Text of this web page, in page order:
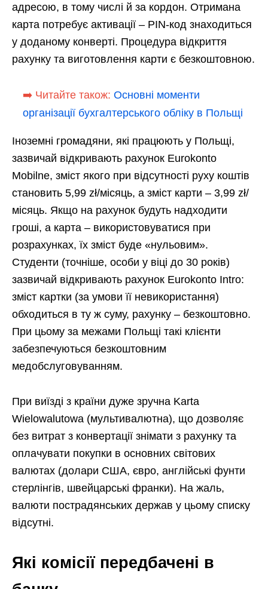
адресою, в тому числі й за кордон. Отримана
карта потребує активації – PIN-код знаходиться
у доданому конверті. Процедура відкриття
рахунку та виготовлення карти є безкоштовною.
➡️ Читайте також: Основні моменти
організації бухгалтерського обліку в Польщі
Іноземні громадяни, які працюють у Польщі,
зазвичай відкривають рахунок Eurokonto
Mobilne, зміст якого при відсутності руху коштів
становить 5,99 zł/місяць, а зміст карти – 3,99 zł/
місяць. Якщо на рахунок будуть надходити
гроші, а карта – використовуватися при
розрахунках, їх зміст буде «нульовим».
Студенти (точніше, особи у віці до 30 років)
зазвичай відкривають рахунок Eurokonto Intro:
зміст картки (за умови її невикористання)
обходиться в ту ж суму, рахунку – безкоштовно.
При цьому за межами Польщі такі клієнти
забезпечуються безкоштовним
медобслуговуванням.
При виїзді з країни дуже зручна Karta
Wielowalutowa (мультивалютна), що дозволяє
без витрат з конвертації знімати з рахунку та
оплачувати покупки в основних світових
валютах (долари США, євро, англійські фунти
стерлінгів, швейцарські франки). На жаль,
валюти пострадянських держав у цьому списку
відсутні.
Які комісії передбачені в